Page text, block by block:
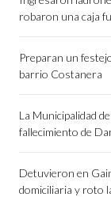
robaron una caja
Preparan un
barrio Costanera
La Municipalidad
fallecimiento de
Detuvieron en
domiciliaria y roto